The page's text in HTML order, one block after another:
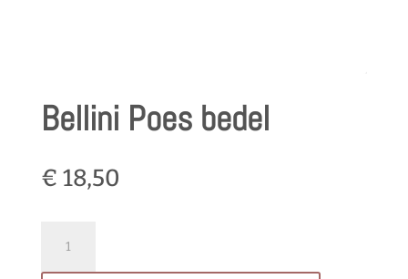
Bellini Poes bedel
€ 18,50
Poes